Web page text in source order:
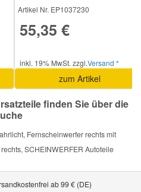
Artikel Nr. EP1037230
55,35 €
inkl. 19% MwSt. zzgl.Versand *
zum Artikel
finden Sie über die
Fernscheinwerfer rechts mit
SCHEINWERFER Autoteile
ab 99 € (DE)